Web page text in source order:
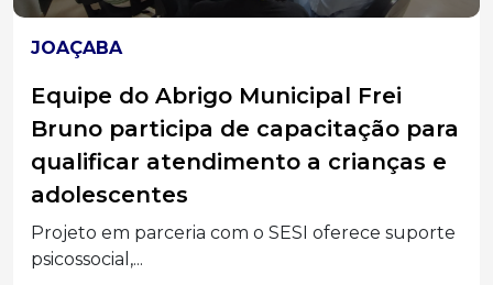
JOAÇABA
Joaçaba oferecer frenectomia
lingual na rede pública de saúde
O atendimento é realizado mediante
encaminhamento para pacientes com...